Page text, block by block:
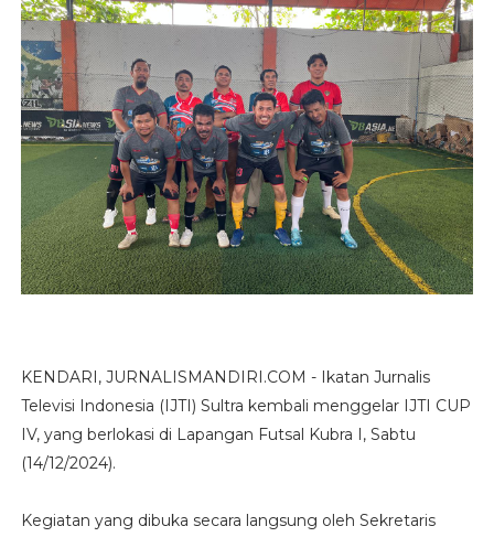
KENDARI, JURNALISMANDIRI.COM - Ikatan Jurnalis
Televisi Indonesia (IJTI) Sultra kembali menggelar IJTI CUP
IV, yang berlokasi di Lapangan Futsal Kubra I, Sabtu
(14/12/2024).
Kegiatan yang dibuka secara langsung oleh Sekretaris